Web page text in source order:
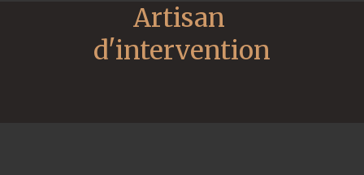
Artisan
d'intervention